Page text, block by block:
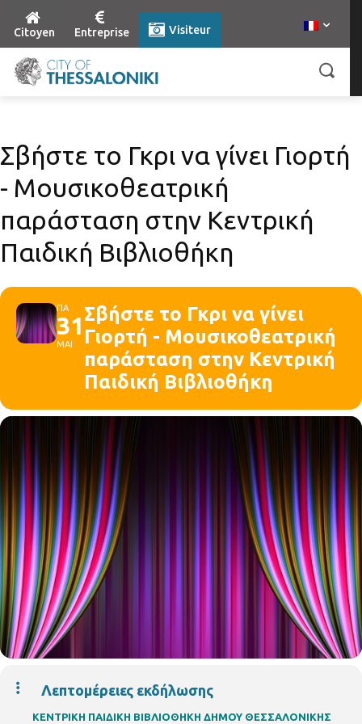
Citoyen Entreprise Visiteur
Σβήστε το Γκρι να γίνει Γιορτή
- Μουσικοθεατρική
παράσταση στην Κεντρική
Παιδική Βιβλιοθήκη
ΠΑ
31
ΜΑΙ
Σβήστε το Γκρι να γίνει
Γιορτή - Μουσικοθεατρική
παράσταση στην Κεντρική
Παιδική Βιβλιοθήκη
Λεπτομέρειες εκδήλωσης
ΚΕΝΤΡΙΚΗ ΠΑΙΔΙΚΗ ΒΙΒΛΙΟΘΗΚΗ ΔΗΜΟΥ ΘΕΣΣΑΛΟΝΙΚΗΣ